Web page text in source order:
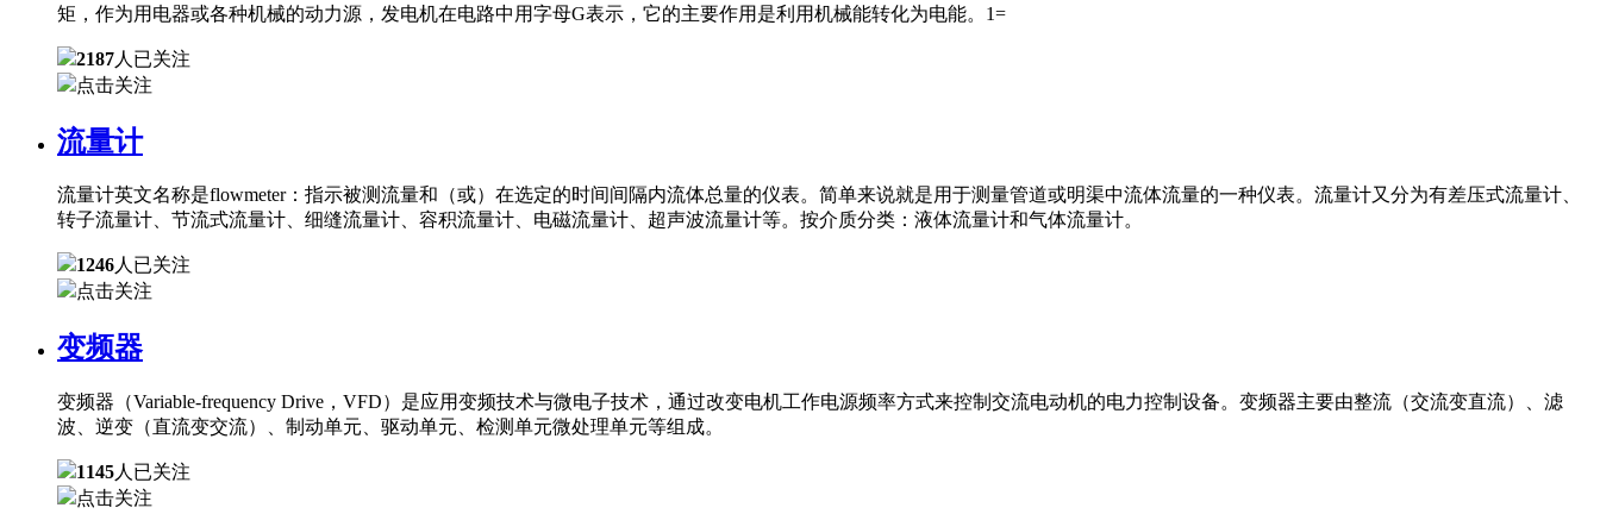
矩，作为用电器或各种机械的动力源，发电机在电路中用字母G表示，它的主要作用是利用机械能转化为电能。1=
2187人已关注
点击关注
流量计
流量计英文名称是flowmeter：指示被测流量和（或）在选定的时间间隔内流体总量的仪表。简单来说就是用于测量管道或明渠中流体流量的一种仪表。流量计又分为有差压式流量计、
转子流量计、节流式流量计、细缝流量计、容积流量计、电磁流量计、超声波流量计等。按介质分类：液体流量计和气体流量计。
1246人已关注
点击关注
变频器
变频器（Variable-frequency Drive，VFD）是应用变频技术与微电子技术，通过改变电机工作电源频率方式来控制交流电动机的电力控制设备。变频器主要由整流（交流变直流）、滤
波、逆变（直流变交流）、制动单元、驱动单元、检测单元微处理单元等组成。
1145人已关注
点击关注